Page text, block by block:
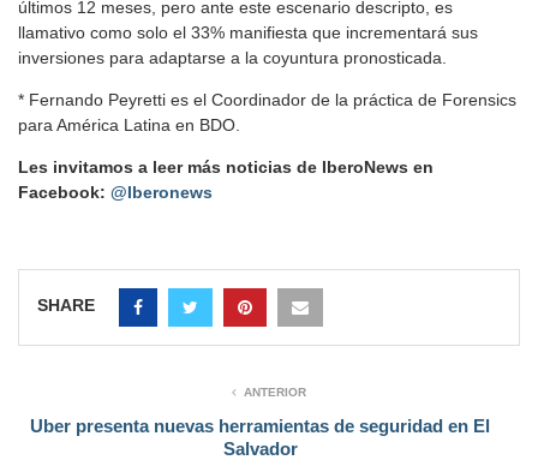
últimos 12 meses, pero ante este escenario descripto, es
llamativo como solo el 33% manifiesta que incrementará sus
inversiones para adaptarse a la coyuntura pronosticada.
* Fernando Peyretti es el Coordinador de la práctica de Forensics
para América Latina en BDO.
Les invitamos a leer más noticias de IberoNews en
Facebook: @Iberonews
SHARE
ANTERIOR
Uber presenta nuevas herramientas de seguridad en El
Salvador